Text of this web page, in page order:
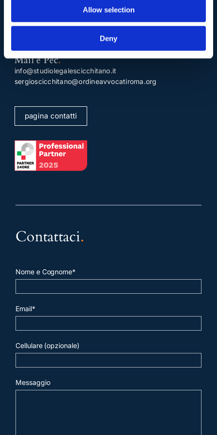
Allow selection
Deny
(+39) 06.3700089
Mail e Pec.
info@studiolegalescicchitano.it
sergioscicchitano@ordineavvocatiroma.org
pagina contatti
Contattaci.
Nome e Cognome*
Email*
Cellulare (opzionale)
Messaggio